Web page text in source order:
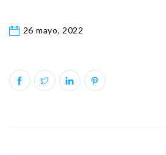
26 mayo, 2022